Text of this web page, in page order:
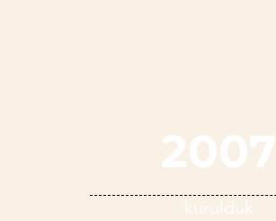
2007
kurulduk